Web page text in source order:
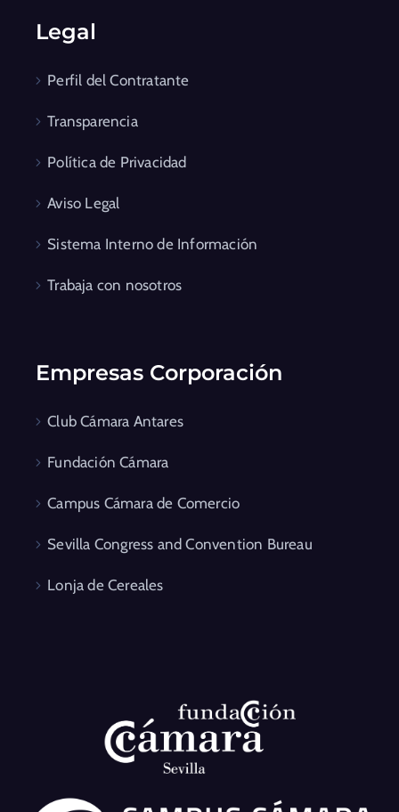
Legal
Perfil del Contratante
Transparencia
Política de Privacidad
Aviso Legal
Sistema Interno de Información
Trabaja con nosotros
Empresas Corporación
Club Cámara Antares
Fundación Cámara
Campus Cámara de Comercio
Sevilla Congress and Convention Bureau
Lonja de Cereales